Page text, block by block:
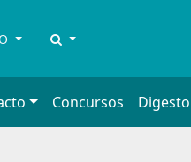
Concursos Digesto